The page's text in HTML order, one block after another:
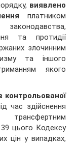
виявлено
платником
та протидії
злочинним
та іншого
якого
контрольованої
час здійснення
39 цього Кодексу
цін у випадках,